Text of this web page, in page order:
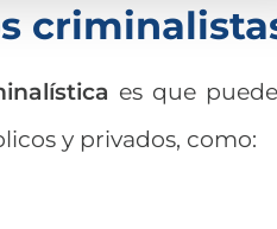
es que
y privados, como: